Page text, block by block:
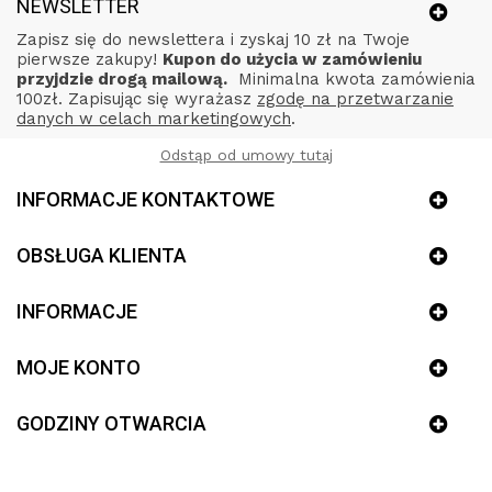
NEWSLETTER
Zapisz się do newslettera i zyskaj 10 zł na Twoje
pierwsze zakupy! Kupon do użycia w zamówieniu
przyjdzie drogą mailową. Minimalna kwota zamówienia
100zł. Zapisując się wyrażasz zgodę na przetwarzanie
danych w celach marketingowych.
Odstąp od umowy tutaj
INFORMACJE KONTAKTOWE
OBSŁUGA KLIENTA
INFORMACJE
MOJE KONTO
GODZINY OTWARCIA